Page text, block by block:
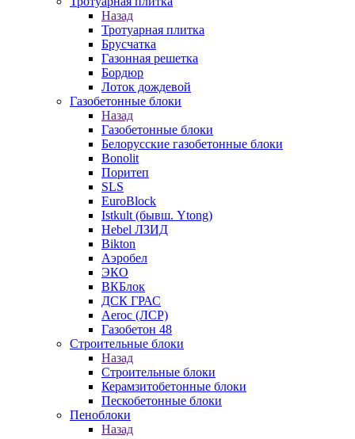
Назад
Тротуарная плитка
Брусчатка
Газонная решетка
Бордюр
Лоток дождевой
Газобетонные блоки
Назад
Газобетонные блоки
Белорусские газобетонные блоки
Bonolit
Поритеп
SLS
EuroBlock
Istkult (бывш. Ytong)
Hebel ЛЗИД
Bikton
Аэробел
ЭКО
ВКБлок
ДСК ГРАС
Aeroc (ЛСР)
Газобетон 48
Строительные блоки
Назад
Строительные блоки
Керамзитобетонные блоки
Пескобетонные блоки
Пеноблоки
Назад